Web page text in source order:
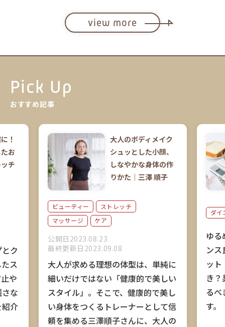
view more
Pick Up
おすすめ記事
！
お
チ
ク
ス
や
な
介
大人のボディメイク
シュッとした小顔、
しなやかな身体の作
りかた｜三澤 順子
ビューティー
ストレッチ
マッサージ
ケア
公開日2023.08.23
最終更新日2023.09.08
大人が求める理想の体型は、単純に
細いだけではない「健康的で美しい
スタイル」。そこで、健康的で美し
い身体をつくるトレーナーとして信
頼を集める三澤順子さんに、大人の
ダイ
ゆ
ン
ッ
き
るべ
す。